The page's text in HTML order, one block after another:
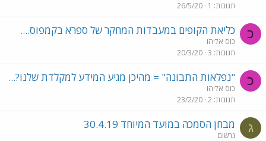
תגובות 1
26/5/20
כ כליאת הקופים במעבדות המחקר של ספרא בקמפוס....
כוס אליהו
תגובות 3
20/3/20
כ "נפלאות התבונה" = מהיכן מגיע המידע למקלדת שלנו?...
כוס אליהו
תגובות 2
23/2/20
ג מבחן הסמכה במועד המיוחד 30.4.19
גרשום